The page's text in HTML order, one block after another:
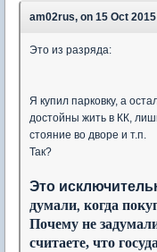
am02rus, on 15 Oct
Это из разряда:
Я купил парковку, а
достойны жить в КК,
стояние во дворе и т.п.
Так?
Это
думали, когда
Почему не
считаете, что